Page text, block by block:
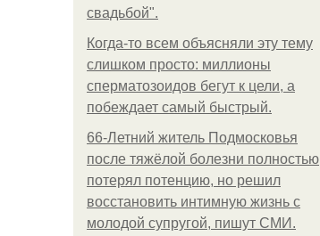
свадьбой".
Когда-то всем объясняли эту тему
слишком просто: миллионы
сперматозоидов бегут к цели, а
побеждает самый быстрый.
66-Летний житель Подмосковья
после тяжёлой болезни полностью
потерял потенцию, но решил
восстановить интимную жизнь с
молодой супругой, пишут СМИ.